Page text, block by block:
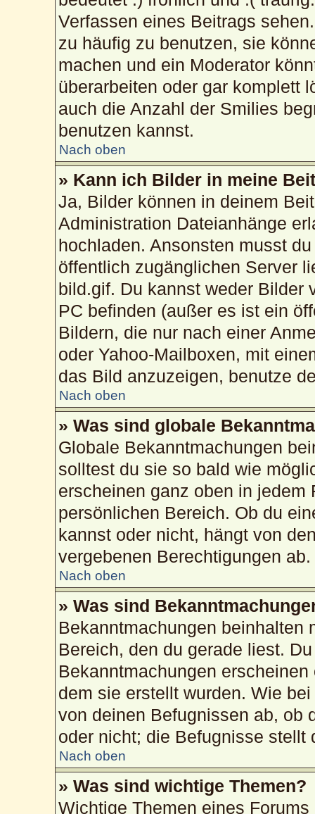
Verfassen eines Beitrags
zu häufig zu benutzen, sie
machen und ein Moderator
überarbeiten oder gar komplett
auch die Anzahl der Smilies
benutzen kannst.
Nach oben
» Kann ich Bilder in meine
Ja, Bilder können in deinem
Administration Dateianhänge
hochladen. Ansonsten musst
öffentlich zugänglichen Server
bild.gif. Du kannst weder Bilder
PC befinden (außer es ist ein
Bildern, die nur nach einer
oder Yahoo-Mailboxen, mit
das Bild anzuzeigen, benutze
Nach oben
» Was sind globale
Globale Bekanntmachungen
solltest du sie so bald wie
erscheinen ganz oben in
persönlichen Bereich. Ob du
kannst oder nicht, hängt von
vergebenen Berechtigungen ab.
Nach oben
» Was sind
Bekanntmachungen beinhalten
Bereich, den du gerade liest.
Bekanntmachungen
dem sie erstellt wurden. Wie
von deinen Befugnissen ab, ob
oder nicht; die Befugnisse stellt
Nach oben
» Was sind wichtige Themen?
Wichtige Themen eines